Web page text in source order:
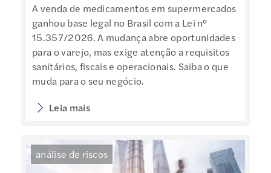
A venda de medicamentos em supermercados
ganhou base legal no Brasil com a Lei nº
15.357/2026. A mudança abre oportunidades
para o varejo, mas exige atenção a requisitos
sanitários, fiscais e operacionais. Saiba o que
muda para o seu negócio.
Leia mais
análise de riscos